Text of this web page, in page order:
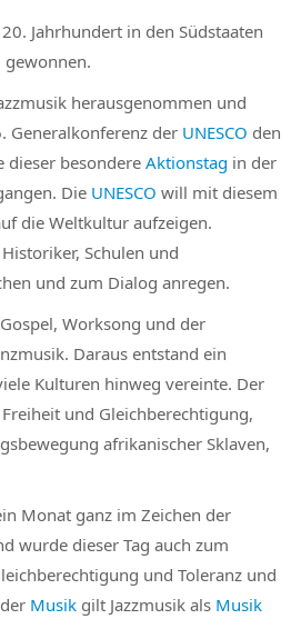
Jahrhundert in den Südstaaten
gewonnen.
herausgenommen und
Generalkonferenz der UNESCO den
dieser besondere Aktionstag in der
Die UNESCO will mit diesem
die Weltkultur aufzeigen.
Schulen und
und zum Dialog anregen.
Worksong und der
Daraus entstand ein
Kulturen hinweg vereinte. Der
und Gleichberechtigung,
afrikanischer Sklaven,
Monat ganz im Zeichen der
wurde dieser Tag auch zum
und Toleranz und
Musik gilt Jazzmusik als Musik